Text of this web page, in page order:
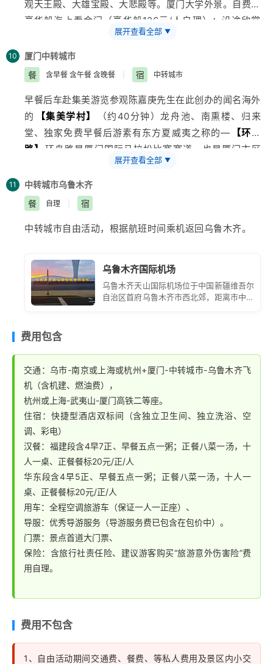
展开，，包括米奇和米妮、迪士尼公主、皮克斯、漫威和
专为年轻女性设置的区域。在漫威专区可以看到等同真人
和绿巨人。这些雕像都是由雕塑家全手工制作，专为上海
迪士尼旗舰店量身打造。是全世界迪士尼商店中唯一一个
有漫威专区的店铺。
后乘高铁二等座赴武夷山（车程约3.5小时）。接站入住
酒店。
犹如天上游，九曲全景尽收眼底。后自费乘“竹筏九曲溪
漂流”(游览约2小时)领略有惊无险的情趣，且四面无遮无
能触清流，其乐无穷，并且船行至五曲时游客可以欣赏到
武夷山神秘的船棺文化，下岸后游览有一千多年的武夷
宫、宋街。
晚餐品尝武夷山农家饭（餐标30元/人/正）。
晚自费观看“印象大红袍”大型实景电影演出，后入住酒店
休息。
九龙窠的最后一窠岩壁上生长着“茶中之王”——【大红袍
景区】 ：大红袍景区以三棵珍贵的大红袍茶树生长九龙
后乘动车二等座赴国际花园城市—厦门（车程约3小
时）。接站入住酒店。
观天王殿、大雄宝殿、大悲殿等。厦门大学外景。自费乘
豪华船海上看金门（豪华船126元/人自理）：沿途欣赏
台湾大旦、二旦等诸多岛屿。游览世
界吉尼斯第一
光绪二十年(1894年)，总面积7万多平方米，城堡面积
1.3万平方米，游览国内现存最大的海岸炮台遗址，参观
世界上最大的海岸炮--克虏伯大炮(停留40分钟，)，白露
洲公园（20分钟），后乘渡轮早餐后前往
【南普陀寺】
（游览约50分钟）厦门著名古刹，居于鹭岛名山五老峰
前，背依秀奇群峰，面临碧澄海港，风景绝佳。始建于唐
―“厦门大学”：一睹名校风采；
后乘渡轮登“海上花园”、“万国建筑博览会”、“钢琴之
环境又可以漫步街头驻足倾听“钢琴岛”美妙动人的琴声，
浪民居。参观我国著名妇产科大夫林巧稚纪念园—
园】，后嬉水港仔后海滨浴场漫步沙滩（约30分钟）。
可前往素有中华商业街自由参观品尝当地特色馅饼鱼松酥
小街小巷，聆听美妙动听的鼓浪屿钢琴之声，一边领略蓝
程结束后乘车返回酒店。
展开查看全部 ▼
10 厦门中转城市
餐
含早餐 含午餐 含晚餐 宿 中转城市
早餐后车赴集美游览参观陈嘉庚先生在此创办的闻名海外
的
【集美学村】
（约40分钟）龙舟池、南熏楼、归来
堂、独家免费早餐后游素有东方夏威夷之称的—
【环岛
路】
环岛路是厦门国际马拉松比赛赛道，也是厦门市区
带之一，五彩缤纷、内容丰富的海滨旅游观感
带，途经电视剧
拍摄基地，以及国际马拉松赛的主干道海上大桥
大桥】
，沿途欣赏鼓浪屿，漳州，厦门大学等外景。
后前往【“最文艺小渔村”曾厝垵】（徒步游览不低于50
融汇在闽南风格极浓的渔村建筑中，琳琅满目的商品、丰
富美味的小吃、悠闲舒适的环境，让你体验一把文艺青年
的浪漫生活。
袖陈嘉庚的故乡—
一万余人，形成了由学前教育至高等专科教育的完整教育
体系，归来堂，龙舟池，感受浓厚的文化氛围。后乘机赴
中转城市，接机入住酒店
展开查看全部 ▼
11 中转城市乌鲁木齐
餐
自理 宿
中转城市自由活动，根据航班时间乘机返回乌鲁木齐。
乌鲁木齐国际机场
乌鲁木齐天山国际机场位于中国新疆维吾尔
自治区首府乌鲁木齐市西北郊，距离市中心
费用包含
交通：乌市-南京或上海或杭州+厦门-中转城市-乌鲁木齐飞
机（含机建、燃油费），
杭州或上海-武夷山-厦门高铁二等座。
住宿：快捷型酒店双标间（含独立卫生间、独立洗浴、空
调、彩电）
汉餐：福建段含4早7正、早餐五点一粥；正餐八菜一汤，十
人一桌、正餐餐标20元/正/人
华东段含4早5正、早餐五点一粥；正餐八菜一汤，十人一
桌、正餐餐标20元/正/人
用车：全程空调旅游车（保证一人一正座）、
导服：优秀导游服务（导游服务费已包含在包价中）。
门票：景点首道大门票、
保险：含旅行社责任险、建议游客购买“旅游意外伤害险”费
用自理。
费用不包含
1、自由活动期间交通费、餐费、等私人费用及景区内小交